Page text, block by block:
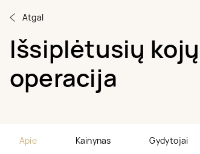
Atgal
Išsiplėtusių
operacija
Apie Kainynas Gydytojai